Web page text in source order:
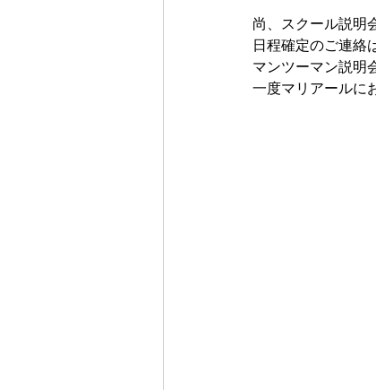
尚、スクール説明
日程確定のご連絡
マンツーマン説明
一度マリアールに